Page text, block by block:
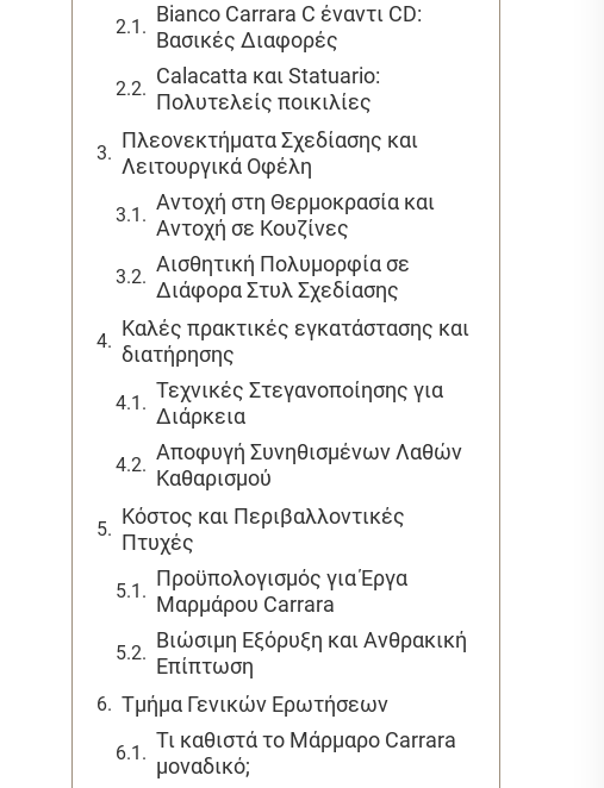
Bianco Carrara C έναντι CD:
Βασικές Διαφορές
Calacatta και Statuario:
Πολυτελείς ποικιλίες
Πλεονεκτήματα Σχεδίασης και
Λειτουργικά Οφέλη
Αντοχή στη Θερμοκρασία και
Αντοχή σε Κουζίνες
Αισθητική Πολυμορφία σε
Διάφορα Στυλ Σχεδίασης
Καλές πρακτικές εγκατάστασης και
διατήρησης
Τεχνικές Στεγανοποίησης για
Διάρκεια
Αποφυγή Συνηθισμένων Λαθών
Καθαρισμού
Κόστος και Περιβαλλοντικές
Πτυχές
Προϋπολογισμός για Έργα
Μαρμάρου Carrara
Βιώσιμη Εξόρυξη και Ανθρακική
Επίπτωση
Τμήμα Γενικών Ερωτήσεων
Τι καθιστά το Μάρμαρο Carrara
μοναδικό;